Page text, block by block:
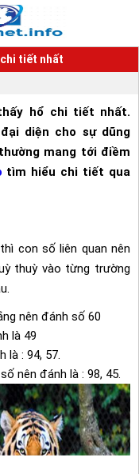
chi tiết nhất
hổ chi tiết nhất.
diện cho sự dũng
mang tới điềm
tìm hiểu chi tiết qua
con số liên quan nên
thuỳ vào từng trường
nên đánh số 60
là 49
là : 94, 57.
nên đánh là : 98, 45.